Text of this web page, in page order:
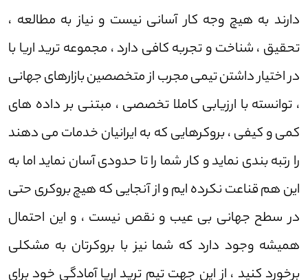
دارند به هیچ وجه کار آسانی نیست و نیاز به مطالعه ،
تحقیق ، شناخت و تجربه کافی دارد ، مجموعه ترید اریا با
در اختیار داشتن تیمی مجرب از متخصصین بازارهای جهانی
، توانسته با ارزیابی کاملا تخصصی ، مبتنی بر داده های
کمی و کیفی ، بروکرهایی که به ایرانیان خدمات می دهند
را رتبه بندی نماید و کار شما را تا حدودی آسان نماید اما به
این هم قناعت نکرده ایم و از آنجایی که هیچ بروکری حتی
در سطح جهانی بی عیب و نقص نیست ، و این احتمال
همیشه وجود دارد که شما نیز با بروکرتان به مشکلی
برخورد کنید ، از این جهت تیم ترید اریا آمادگی خود برای